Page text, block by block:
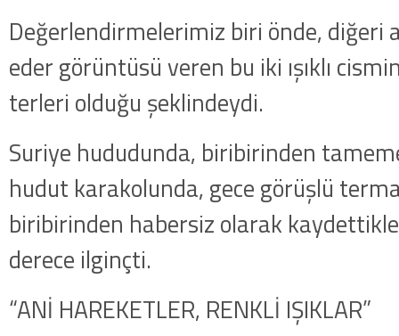
Değerlendirmelerimiz biri önde, diğeri
eder görüntüsü veren bu iki ışıklı
terleri olduğu şeklindeydi.
Suriye hududunda, biribirinden
hudut karakolunda, gece görüşlü
biribirinden habersiz olarak
derece ilginçti.
“ANİ HAREKETLER, RENKLİ IŞIKLAR”